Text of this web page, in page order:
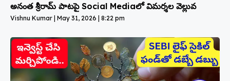
అనంత శ్రీరామ్ పాటపై Social Mediaలో విమర్శల వెల్లువ
Vishnu Kumar May 31, 2026 8:22 pm